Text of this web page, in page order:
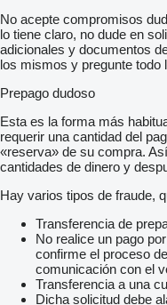
No acepte compromisos
lo tiene claro, no dude en
adicionales y documentos
los mismos y pregunte todo
Prepago dudoso
Esta es la forma más
requerir una cantidad del
«reserva» de su compra.
cantidades de dinero y
Hay varios tipos de fraude,
Transferencia de
No realice un pago
confirme el proceso
comunicación con el
Transferencia a una
Dicha solicitud debe